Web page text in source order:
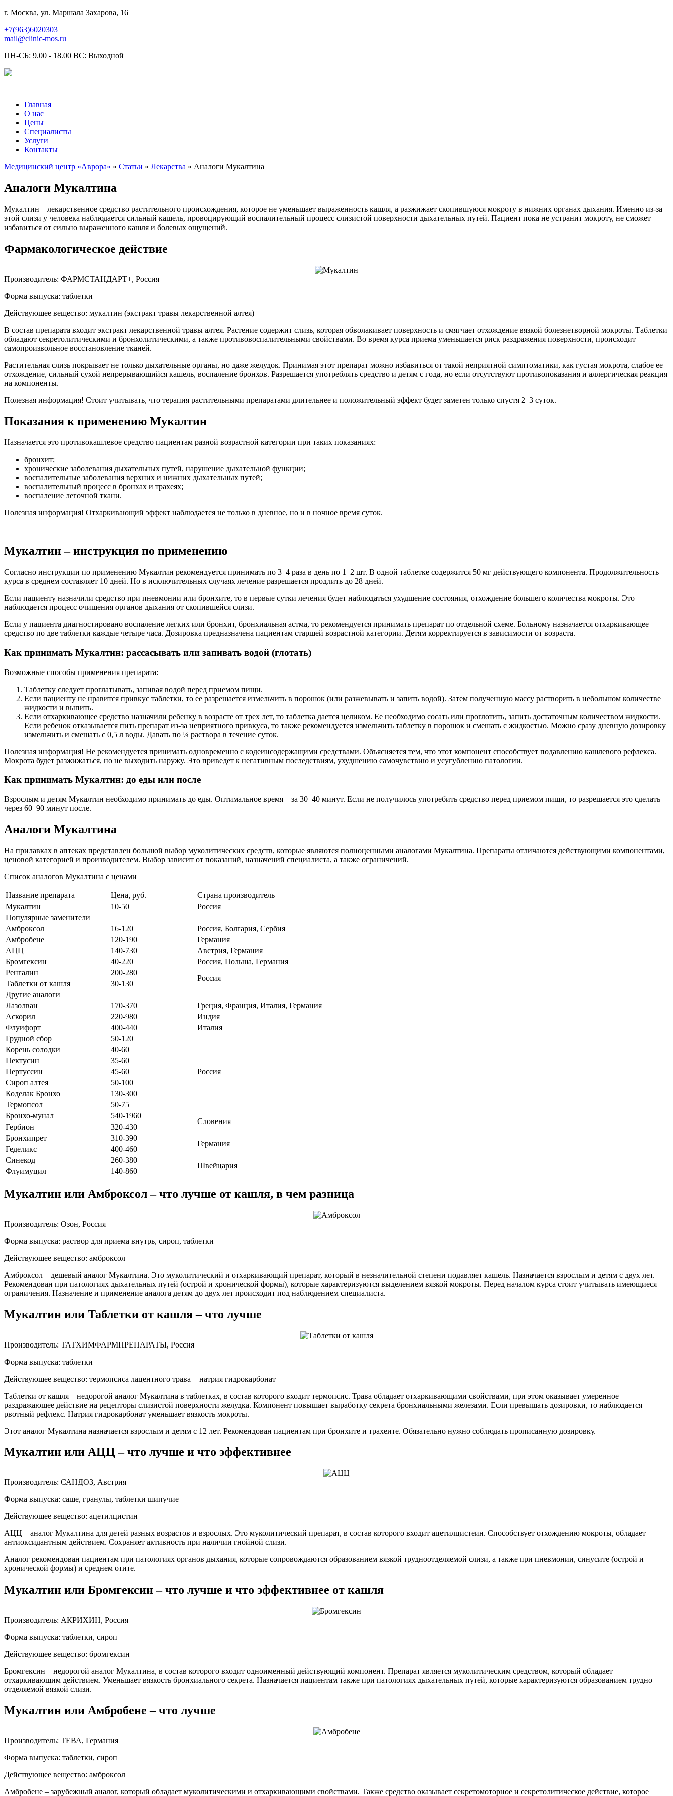
г. Москва, ул. Маршала Захарова, 16
+7(963)6020303
mail@clinic-mos.ru
ПН-СБ: 9.00 - 18.00 ВС: Выходной
Главная
О нас
Цены
Специалисты
Услуги
Контакты
Медицинский центр «Аврора» » Статьи » Лекарства » Аналоги Мукалтина
Аналоги Мукалтина
Мукалтин – лекарственное средство растительного происхождения, которое не уменьшает выраженность кашля, а разжижает скопившуюся мокроту в нижних органах дыхания. Именно из-за
этой слизи у человека наблюдается сильный кашель, провоцирующий воспалительный процесс слизистой поверхности дыхательных путей. Пациент пока не устранит мокроту, не сможет
избавиться от сильно выраженного кашля и болевых ощущений.
Фармакологическое действие
Производитель: ФАРМСТАНДАРТ+, Россия
Форма выпуска: таблетки
Действующее вещество: мукалтин (экстракт травы лекарственной алтея)
В состав препарата входит экстракт лекарственной травы алтея. Растение содержит слизь, которая обволакивает поверхность и смягчает отхождение вязкой болезнетворной мокроты. Таблетки
обладают секретолитическими и бронхолитическими, а также противовоспалительными свойствами. Во время курса приема уменьшается риск раздражения поверхности, происходит
самопроизвольное восстановление тканей.
Растительная слизь покрывает не только дыхательные органы, но даже желудок. Принимая этот препарат можно избавиться от такой неприятной симптоматики, как густая мокрота, слабое ее
отхождение, сильный сухой непрерывающийся кашель, воспаление бронхов. Разрешается употреблять средство и детям с года, но если отсутствуют противопоказания и аллергическая реакция
на компоненты.
Полезная информация! Стоит учитывать, что терапия растительными препаратами длительнее и положительный эффект будет заметен только спустя 2–3 суток.
Показания к применению Мукалтин
Назначается это противокашлевое средство пациентам разной возрастной категории при таких показаниях:
бронхит;
хронические заболевания дыхательных путей, нарушение дыхательной функции;
воспалительные заболевания верхних и нижних дыхательных путей;
воспалительный процесс в бронхах и трахеях;
воспаление легочной ткани.
Полезная информация! Отхаркивающий эффект наблюдается не только в дневное, но и в ночное время суток.
Мукалтин – инструкция по применению
Согласно инструкции по применению Мукалтин рекомендуется принимать по 3–4 раза в день по 1–2 шт. В одной таблетке содержится 50 мг действующего компонента. Продолжительность
курса в среднем составляет 10 дней. Но в исключительных случаях лечение разрешается продлить до 28 дней.
Если пациенту назначили средство при пневмонии или бронхите, то в первые сутки лечения будет наблюдаться ухудшение состояния, отхождение большего количества мокроты. Это
наблюдается процесс очищения органов дыхания от скопившейся слизи.
Если у пациента диагностировано воспаление легких или бронхит, бронхиальная астма, то рекомендуется принимать препарат по отдельной схеме. Больному назначается отхаркивающее
средство по две таблетки каждые четыре часа. Дозировка предназначена пациентам старшей возрастной категории. Детям корректируется в зависимости от возраста.
Как принимать Мукалтин: рассасывать или запивать водой (глотать)
Возможные способы применения препарата:
Таблетку следует проглатывать, запивая водой перед приемом пищи.
Если пациенту не нравится привкус таблетки, то ее разрешается измельчить в порошок (или разжевывать и запить водой). Затем полученную массу растворить в небольшом количестве
жидкости и выпить.
Если отхаркивающее средство назначили ребенку в возрасте от трех лет, то таблетка дается целиком. Ее необходимо сосать или проглотить, запить достаточным количеством жидкости.
Если ребенок отказывается пить препарат из-за неприятного привкуса, то также рекомендуется измельчить таблетку в порошок и смешать с жидкостью. Можно сразу дневную дозировку
измельчить и смешать с 0,5 л воды. Давать по ¼ раствора в течение суток.
Полезная информация! Не рекомендуется принимать одновременно с кодеинсодержащими средствами. Объясняется тем, что этот компонент способствует подавлению кашлевого рефлекса.
Мокрота будет разжижаться, но не выходить наружу. Это приведет к негативным последствиям, ухудшению самочувствию и усугублению патологии.
Как принимать Мукалтин: до еды или после
Взрослым и детям Мукалтин необходимо принимать до еды. Оптимальное время – за 30–40 минут. Если не получилось употребить средство перед приемом пищи, то разрешается это сделать
через 60–90 минут после.
Аналоги Мукалтина
На прилавках в аптеках представлен большой выбор муколитических средств, которые являются полноценными аналогами Мукалтина. Препараты отличаются действующими компонентами,
ценовой категорией и производителем. Выбор зависит от показаний, назначений специалиста, а также ограничений.
Список аналогов Мукалтина с ценами
Название препарата Цена, руб.
Страна производитель
Мукалтин
10-50
Россия
Популярные заменители
Амброксол
16-120
Россия, Болгария, Сербия
Амбробене
120-190
Германия
АЦЦ
140-730
Австрия, Германия
Бромгексин
40-220
Россия, Польша, Германия
Ренгалин
200-280
Россия
Таблетки от кашля
30-130
Другие аналоги
Лазолван
170-370
Греция, Франция, Италия, Германия
Аскорил
220-980
Индия
Флуифорт
400-440
Италия
Грудной сбор
50-120
Россия
Корень солодки
40-60
Пектусин
35-60
Пертуссин
45-60
Сироп алтея
50-100
Коделак Бронхо
130-300
Термопсол
50-75
Бронхо-мунал
540-1960
Словения
Гербион
320-430
Бронхипрет
310-390
Германия
Геделикс
400-460
Синекод
260-380
Швейцария
Флуимуцил 140-860
Мукалтин или Амброксол – что лучше от кашля, в чем разница
Производитель: Озон, Россия
Форма выпуска: раствор для приема внутрь, сироп, таблетки
Действующее вещество: амброксол
Амброксол – дешевый аналог Мукалтина. Это муколитический и отхаркивающий препарат, который в незначительной степени подавляет кашель. Назначается взрослым и детям с двух лет.
Рекомендован при патологиях дыхательных путей (острой и хронической формы), которые характеризуются выделением вязкой мокроты. Перед началом курса стоит учитывать имеющиеся
ограничения. Назначение и применение аналога детям до двух лет происходит под наблюдением специалиста.
Мукалтин или Таблетки от кашля – что лучше
Производитель: ТАТХИМФАРМПРЕПАРАТЫ, Россия
Форма выпуска: таблетки
Действующее вещество: термопсиса лацентного трава + натрия гидрокарбонат
Таблетки от кашля – недорогой аналог Мукалтина в таблетках, в состав которого входит термопсис. Трава обладает отхаркивающими свойствами, при этом оказывает умеренное
раздражающее действие на рецепторы слизистой поверхности желудка. Компонент повышает выработку секрета бронхиальными железами. Если превышать дозировки, то наблюдается
рвотный рефлекс. Натрия гидрокарбонат уменьшает вязкость мокроты.
Этот аналог Мукалтина назначается взрослым и детям с 12 лет. Рекомендован пациентам при бронхите и трахеите. Обязательно нужно соблюдать прописанную дозировку.
Мукалтин или АЦЦ – что лучше и что эффективнее
Производитель: САНДОЗ, Австрия
Форма выпуска: саше, гранулы, таблетки шипучие
Действующее вещество: ацетилцистин
АЦЦ – аналог Мукалтина для детей разных возрастов и взрослых. Это муколитический препарат, в состав которого входит ацетилцистеин. Способствует отхождению мокроты, обладает
антиоксидантным действием. Сохраняет активность при наличии гнойной слизи.
Аналог рекомендован пациентам при патологиях органов дыхания, которые сопровождаются образованием вязкой трудноотделяемой слизи, а также при пневмонии, синусите (острой и
хронической формы) и среднем отите.
Мукалтин или Бромгексин – что лучше и что эффективнее от кашля
Производитель: АКРИХИН, Россия
Форма выпуска: таблетки, сироп
Действующее вещество: бромгексин
Бромгексин – недорогой аналог Мукалтина, в состав которого входит одноименный действующий компонент. Препарат является муколитическим средством, который обладает
отхаркивающим действием. Уменьшает вязкость бронхиального секрета. Назначается пациентам также при патологиях дыхательных путей, которые характеризуются образованием трудно
отделяемой вязкой слизи.
Мукалтин или Амбробене – что лучше
Производитель: ТЕВА, Германия
Форма выпуска: таблетки, сироп
Действующее вещество: амброксол
Амбробене – зарубежный аналог, который обладает муколитическими и отхаркивающими свойствами. Также средство оказывает секретомоторное и секретолитическое действие, которое